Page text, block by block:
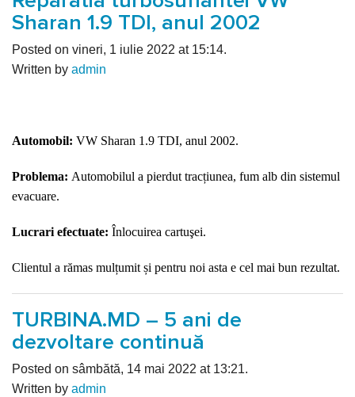
Sharan 1.9 TDI, anul 2002
Posted on vineri, 1 iulie 2022 at 15:14.
Written by admin
Automobil: VW Sharan 1.9 TDI, anul 2002.
Problema: Automobilul a pierdut tracțiunea, fum alb din sistemul
evacuare.
Lucrari efectuate: Înlocuirea cartuşei.
Clientul a rămas mulțumit și pentru noi asta e cel mai bun rezultat.
TURBINA.MD – 5 ani de
dezvoltare continuă
Posted on sâmbătă, 14 mai 2022 at 13:21.
Written by admin